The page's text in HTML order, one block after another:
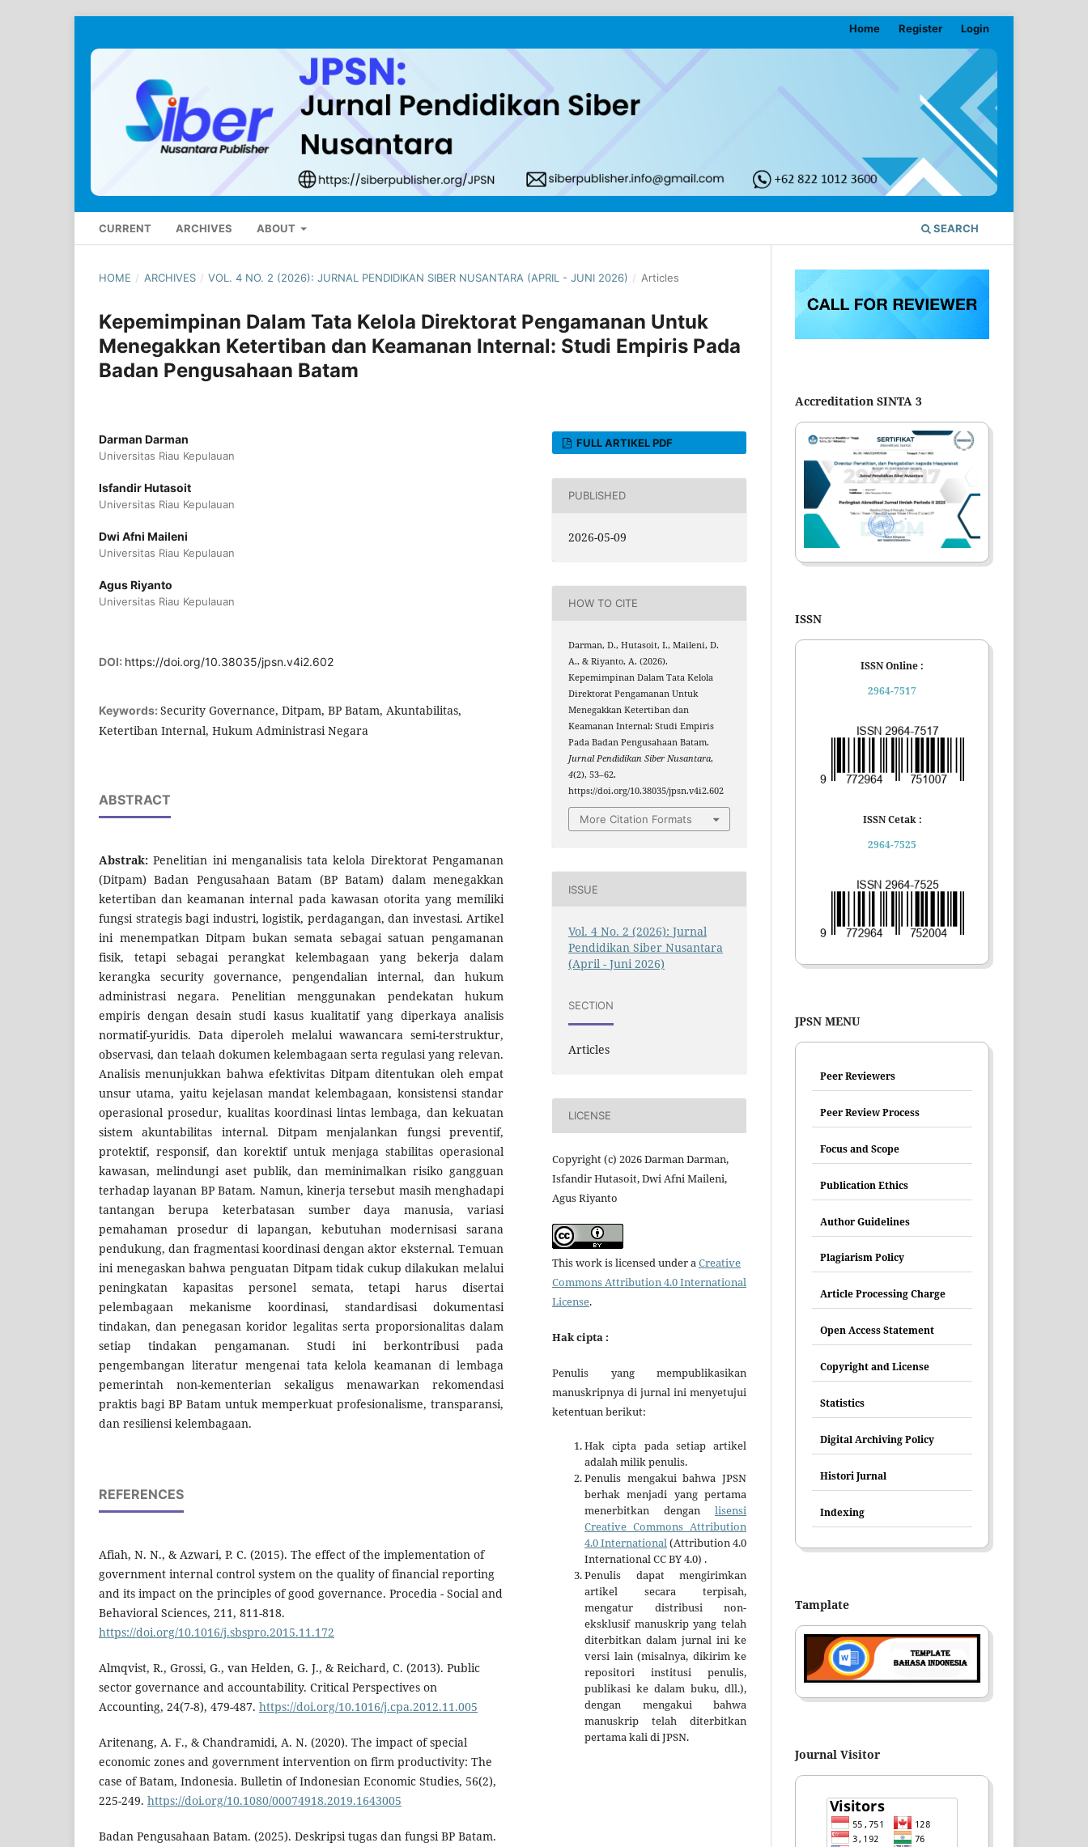
CURRENT ARCHIVES ABOUT SEARCH
Home Register Login
HOME / ARCHIVES / VOL. 4 NO. 2 (2026): JURNAL PENDIDIKAN SIBER NUSANTARA (APRIL - JUNI 2026) / Articles
Kepemimpinan Dalam Tata Kelola Direktorat Pengamanan Untuk
Menegakkan Ketertiban dan Keamanan Internal: Studi Empiris Pada
Badan Pengusahaan Batam
Darman Darman
Universitas Riau Kepulauan
Isfandir Hutasoit
Universitas Riau Kepulauan
Dwi Afni Maileni
Universitas Riau Kepulauan
Agus Riyanto
Universitas Riau Kepulauan
DOI: https://doi.org/10.38035/jpsn.v4i2.602
Keywords: Security Governance, Ditpam, BP Batam, Akuntabilitas,
Ketertiban Internal, Hukum Administrasi Negara
ABSTRACT
Abstrak: Penelitian ini menganalisis tata kelola Direktorat Pengamanan
(Ditpam) Badan Pengusahaan Batam (BP Batam) dalam menegakkan
ketertiban dan keamanan internal pada kawasan otorita yang memiliki
fungsi strategis bagi industri, logistik, perdagangan, dan investasi. Artikel
ini menempatkan Ditpam bukan semata sebagai satuan pengamanan
fisik, tetapi sebagai perangkat kelembagaan yang bekerja dalam
kerangka security governance, pengendalian internal, dan hukum
administrasi negara. Penelitian menggunakan pendekatan hukum
empiris dengan desain studi kasus kualitatif yang diperkaya analisis
normatif-yuridis. Data diperoleh melalui wawancara semi-terstruktur,
observasi, dan telaah dokumen kelembagaan serta regulasi yang relevan.
Analisis menunjukkan bahwa efektivitas Ditpam ditentukan oleh empat
unsur utama, yaitu kejelasan mandat kelembagaan, konsistensi standar
operasional prosedur, kualitas koordinasi lintas lembaga, dan kekuatan
sistem akuntabilitas internal. Ditpam menjalankan fungsi preventif,
protektif, responsif, dan korektif untuk menjaga stabilitas operasional
kawasan, melindungi aset publik, dan meminimalkan risiko gangguan
terhadap layanan BP Batam. Namun, kinerja tersebut masih menghadapi
tantangan berupa keterbatasan sumber daya manusia, variasi
pemahaman prosedur di lapangan, kebutuhan modernisasi sarana
pendukung, dan fragmentasi koordinasi dengan aktor eksternal. Temuan
ini menegaskan bahwa penguatan Ditpam tidak cukup dilakukan melalui
peningkatan kapasitas personel semata, tetapi harus disertai
pelembagaan mekanisme koordinasi, standardisasi dokumentasi
tindakan, dan penegasan koridor legalitas serta proporsionalitas dalam
setiap tindakan pengamanan. Studi ini berkontribusi pada
pengembangan literatur mengenai tata kelola keamanan di lembaga
pemerintah non-kementerian sekaligus menawarkan rekomendasi
praktis bagi BP Batam untuk memperkuat profesionalisme, transparansi,
dan resiliensi kelembagaan.
REFERENCES
Afiah, N. N., & Azwari, P. C. (2015). The effect of the implementation of
government internal control system on the quality of financial reporting
and its impact on the principles of good governance. Procedia - Social and
Behavioral Sciences, 211, 811-818.
https://doi.org/10.1016/j.sbspro.2015.11.172
Almqvist, R., Grossi, G., van Helden, G. J., & Reichard, C. (2013). Public
sector governance and accountability. Critical Perspectives on
Accounting, 24(7-8), 479-487. https://doi.org/10.1016/j.cpa.2012.11.005
Aritenang, A. F., & Chandramidi, A. N. (2020). The impact of special
economic zones and government intervention on firm productivity: The
case of Batam, Indonesia. Bulletin of Indonesian Economic Studies, 56(2),
225-249. https://doi.org/10.1080/00074918.2019.1643005
Badan Pengusahaan Batam. (2025). Deskripsi tugas dan fungsi BP Batam.
FULL ARTIKEL PDF
PUBLISHED
2026-05-09
HOW TO CITE
Darman, D., Hutasoit, I., Maileni, D.
A., & Riyanto, A. (2026).
Kepemimpinan Dalam Tata Kelola
Direktorat Pengamanan Untuk
Menegakkan Ketertiban dan
Keamanan Internal: Studi Empiris
Pada Badan Pengusahaan Batam.
Jurnal Pendidikan Siber Nusantara,
4(2), 53–62.
https://doi.org/10.38035/jpsn.v4i2.602
More Citation Formats
ISSUE
Vol. 4 No. 2 (2026): Jurnal
Pendidikan Siber Nusantara
(April - Juni 2026)
SECTION
Articles
LICENSE
Copyright (c) 2026 Darman Darman,
Isfandir Hutasoit, Dwi Afni Maileni,
Agus Riyanto
This work is licensed under a Creative
Commons Attribution 4.0 International
License.
Hak cipta :
Penulis yang mempublikasikan
manuskripnya di jurnal ini menyetujui
ketentuan berikut:
Hak cipta pada setiap artikel
adalah milik penulis.
Penulis mengakui bahwa JPSN
berhak menjadi yang pertama
menerbitkan dengan lisensi
Creative Commons Attribution
4.0 International(Attribution 4.0
International CC BY 4.0) .
Penulis dapat mengirimkan
artikel secara terpisah,
mengatur distribusi non-
eksklusif manuskrip yang telah
diterbitkan dalam jurnal ini ke
versi lain (misalnya, dikirim ke
repositori institusi penulis,
publikasi ke dalam buku, dll.),
dengan mengakui bahwa
manuskrip telah diterbitkan
pertama kali di JPSN.
Accreditation SINTA 3
ISSN
ISSN Online :
2964-7517
ISSN Cetak :
2964-7525
JPSN MENU
Peer Reviewers
Peer Review Process
Focus and Scope
Publication Ethics
Author Guidelines
Plagiarism Policy
Article Processing Charge
Open Access Statement
Copyright and License
Statistics
Digital Archiving Policy
Histori Jurnal
Indexing
Tamplate
Journal Visitor